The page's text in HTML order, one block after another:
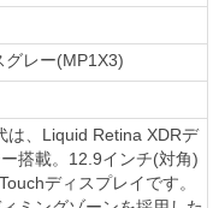
グレー(MP1X3)
は、Liquid Retina XDRデ
搭載。12.9インチ(対角)
ディスプレイです。